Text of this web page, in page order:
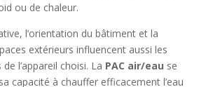
ou de chaleur.
l’orientation du bâtiment et la
extérieurs influencent aussi les
l’appareil choisi. La PAC air/eau se
capacité à chauffer efficacement l’eau